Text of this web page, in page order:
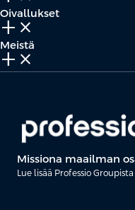
Oivallukset
add_2 close
Meistä
add_2 close
Missiona maailman
Lue lisää Professio